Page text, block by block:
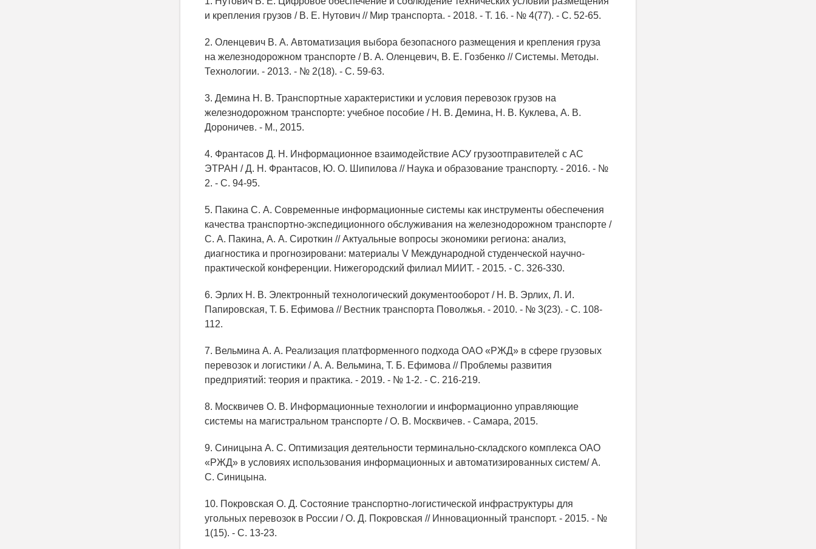
и крепления грузов / В. Е. Нутович // Мир транспорта. - 2018. - Т. 16. - № 4(77). - С. 52-65.
2. Оленцевич В. А. Автоматизация выбора безопасного размещения и крепления груза
на железнодорожном транспорте / В. А. Оленцевич, В. Е. Гозбенко // Системы. Методы.
Технологии. - 2013. - № 2(18). - С. 59-63.
3. Демина Н. В. Транспортные характеристики и условия перевозок грузов на
железнодорожном транспорте: учебное пособие / Н. В. Демина, Н. В. Куклева, А. В.
Дороничев. - М., 2015.
4. Франтасов Д. Н. Информационное взаимодействие АСУ грузоотправителей с АС
ЭТРАН / Д. Н. Франтасов, Ю. О. Шипилова // Наука и образование транспорту. - 2016. - №
2. - С. 94-95.
5. Пакина С. А. Современные информационные системы как инструменты обеспечения
качества транспортно-экспедиционного обслуживания на железнодорожном транспорте /
С. А. Пакина, А. А. Сироткин // Актуальные вопросы экономики региона: анализ,
диагностика и прогнозировани: материалы V Международной студенческой научно-
практической конференции. Нижегородский филиал МИИТ. - 2015. - С. 326-330.
6. Эрлих Н. В. Электронный технологический документооборот / Н. В. Эрлих, Л. И.
Папировская, Т. Б. Ефимова // Вестник транспорта Поволжья. - 2010. - № 3(23). - С. 108-
112.
7. Вельмина А. А. Реализация платформенного подхода ОАО «РЖД» в сфере грузовых
перевозок и логистики / А. А. Вельмина, Т. Б. Ефимова // Проблемы развития
предприятий: теория и практика. - 2019. - № 1-2. - С. 216-219.
8. Москвичев О. В. Информационные технологии и информационно управляющие
системы на магистральном транспорте / О. В. Москвичев. - Самара, 2015.
9. Синицына А. С. Оптимизация деятельности терминально-складского комплекса ОАО
«РЖД» в условиях использования информационных и автоматизированных систем/ А.
С. Синицына.
10. Покровская О. Д. Состояние транспортно-логистической инфраструктуры для
угольных перевозок в России / О. Д. Покровская // Инновационный транспорт. - 2015. - №
1(15). - С. 13-23.